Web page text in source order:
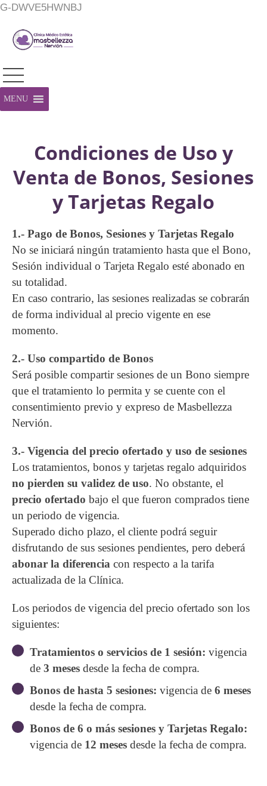
G-DWVE5HWNBJ
MENU
Condiciones de Uso y
Venta de Bonos, Sesiones
y Tarjetas Regalo
1.- Pago de Bonos, Sesiones y Tarjetas Regalo
No se iniciará ningún tratamiento hasta que el Bono,
Sesión individual o Tarjeta Regalo esté abonado en
su totalidad.
En caso contrario, las sesiones realizadas se cobrarán
de forma individual al precio vigente en ese
momento.
2.- Uso compartido de Bonos
Será posible compartir sesiones de un Bono siempre
que el tratamiento lo permita y se cuente con el
consentimiento previo y expreso de Masbellezza
Nervión.
3.- Vigencia del precio ofertado y uso de sesiones
Los tratamientos, bonos y tarjetas regalo adquiridos
no pierden su validez de uso. No obstante, el
precio ofertado bajo el que fueron comprados tiene
un periodo de vigencia.
Superado dicho plazo, el cliente podrá seguir
disfrutando de sus sesiones pendientes, pero deberá
abonar la diferencia con respecto a la tarifa
actualizada de la Clínica.
Los periodos de vigencia del precio ofertado son los
siguientes:
Tratamientos o servicios de 1 sesión: vigencia
de 3 meses desde la fecha de compra.
Bonos de hasta 5 sesiones: vigencia de 6 meses
desde la fecha de compra.
Bonos de 6 o más sesiones y Tarjetas Regalo:
vigencia de 12 meses desde la fecha de compra.